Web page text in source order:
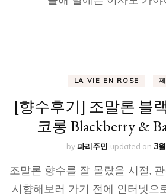
LA VIE EN ROSE
[향수후기] 조말론 블
코롱 Blackberry &
by파리주민 updated on 3
조말론 향수를 잘 몰랐을 시절,
시향해보러 가기 전에 인터넷으